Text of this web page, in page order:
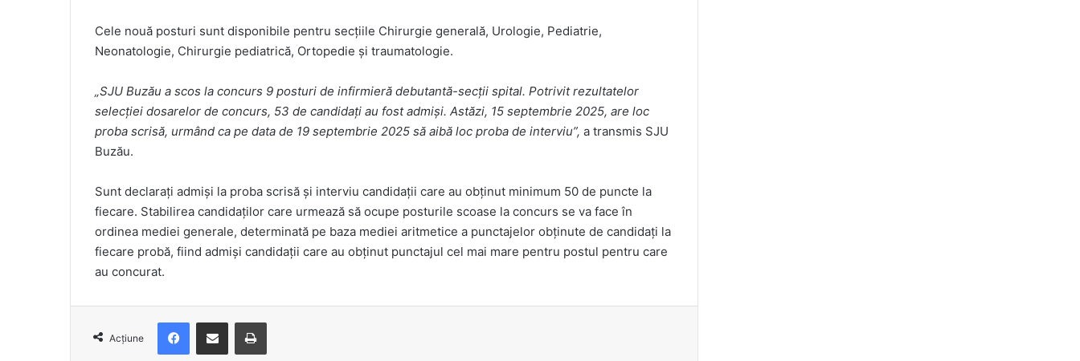
Cele nouă posturi sunt disponibile pentru secţiile Chirurgie generală, Urologie, Pediatrie,
Neonatologie, Chirurgie pediatrică, Ortopedie şi traumatologie.
„SJU Buzău a scos la concurs 9 posturi de infirmieră debutantă-secţii spital. Potrivit rezultatelor
selecţiei dosarelor de concurs, 53 de candidaţi au fost admişi. Astăzi, 15 septembrie 2025, are loc
proba scrisă, urmând ca pe data de 19 septembrie 2025 să aibă loc proba de interviu”, a transmis SJU
Buzău.
Sunt declaraţi admişi la proba scrisă şi interviu candidaţii care au obţinut minimum 50 de puncte la
fiecare. Stabilirea candidaţilor care urmează să ocupe posturile scoase la concurs se va face în
ordinea mediei generale, determinată pe baza mediei aritmetice a punctajelor obţinute de candidaţi la
fiecare probă, fiind admişi candidaţii care au obţinut punctajul cel mai mare pentru postul pentru care
au concurat.
Acțiune
FacebookDistribuie prin e-mail Imprimare